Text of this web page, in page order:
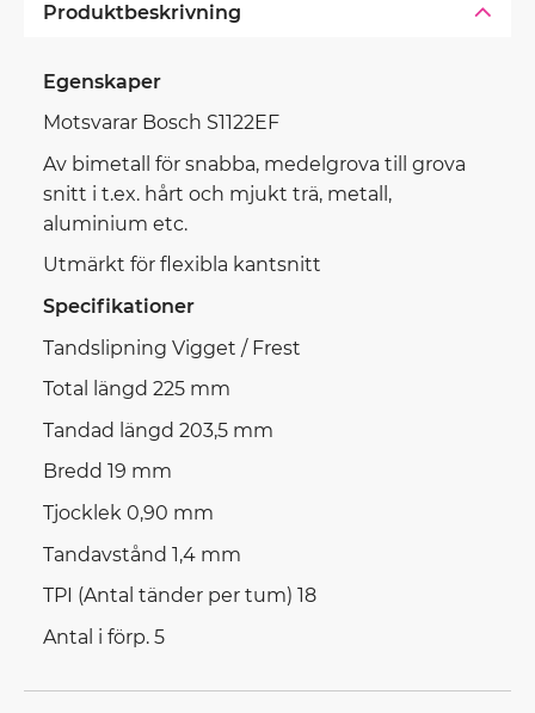
Produktbeskrivning
Egenskaper
Motsvarar Bosch S1122EF
Av bimetall för snabba, medelgrova till grova
snitt i t.ex. hårt och mjukt trä, metall,
aluminium etc.
Utmärkt för flexibla kantsnitt
Specifikationer
Tandslipning Vigget / Frest
Total längd 225 mm
Tandad längd 203,5 mm
Bredd 19 mm
Tjocklek 0,90 mm
Tandavstånd 1,4 mm
TPI (Antal tänder per tum) 18
Antal i förp. 5